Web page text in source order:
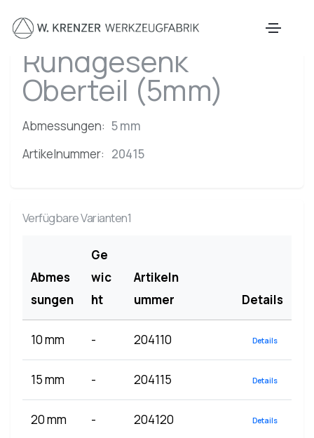
Rundgesenk
Oberteil (5mm)
Abmessungen: 5 mm
Artikelnummer: 20415
Verfügbare Varianten1
Abmes
sungen
Ge
wic
ht
Artikeln
ummer
Details
10 mm - 204110 Details
15 mm - 204115 Details
20 mm - 204120 Details